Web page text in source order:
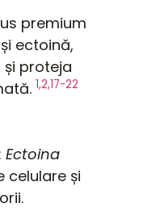
premium
ectoină,
proteja
1,2,17-22
: Ectoina
celulare și